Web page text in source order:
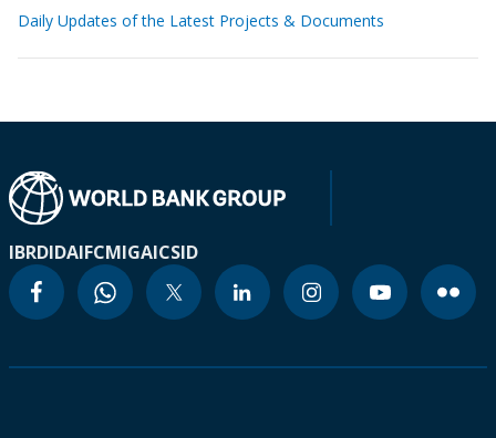
Daily Updates of the Latest Projects & Documents
IBRDIDAIFCMIGAICSID